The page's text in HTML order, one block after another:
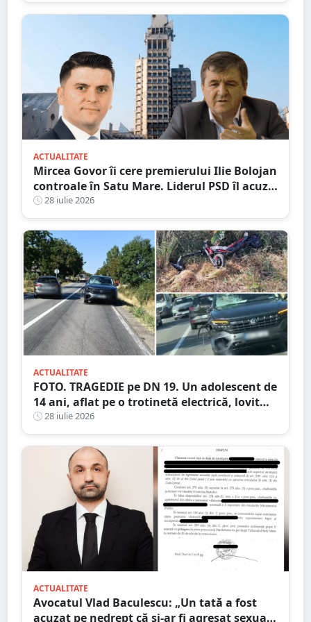
ACTUALITATE
Mircea Govor îi cere premierului Ilie Bolojan
controale în Satu Mare. Liderul PSD îl acuză
pe Adrian Cozma de presiuni politice și cere
verificări ample
28 iulie 2026
ACTUALITATE
FOTO. TRAGEDIE pe DN 19. Un adolescent de
14 ani, aflat pe o trotinetă electrică, lovit
mortal de o mașină
28 iulie 2026
ACTUALITATE
Avocatul Vlad Baculescu: „Un tată a fost
acuzat pe nedrept că și-ar fi agresat sexual